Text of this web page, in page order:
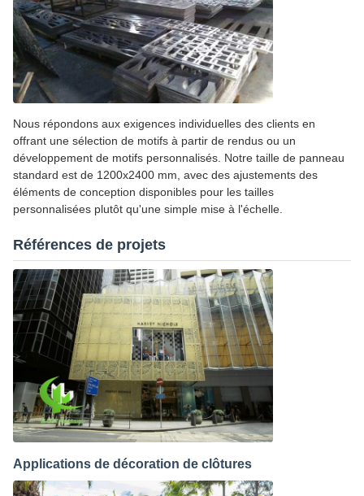
Nous répondons aux exigences individuelles des clients en
offrant une sélection de motifs à partir de rendus ou un
développement de motifs personnalisés. Notre taille de panneau
standard est de 1200x2400 mm, avec des ajustements des
éléments de conception disponibles pour les tailles
personnalisées plutôt qu'une simple mise à l'échelle.
Références de projets
Applications de décoration de clôtures